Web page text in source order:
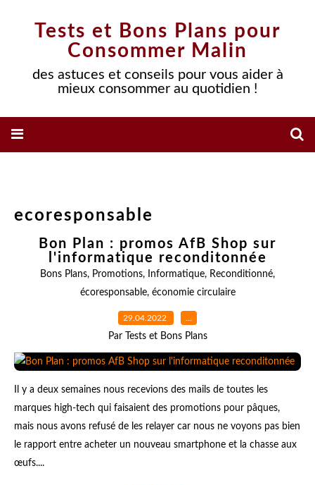
Tests et Bons Plans pour
Consommer Malin
des astuces et conseils pour vous aider à
mieux consommer au quotidien !
ecoresponsable
Bon Plan : promos AfB Shop sur
l'informatique reconditonnée
Bons Plans, Promotions, Informatique, Reconditionné,
écoresponsable, économie circulaire
29.04.2022 …
Par Tests et Bons Plans
Il y a deux semaines nous recevions des mails de toutes les
marques high-tech qui faisaient des promotions pour pâques,
mais nous avons refusé de les relayer car nous ne voyons pas bien
le rapport entre acheter un nouveau smartphone et la chasse aux
œufs....